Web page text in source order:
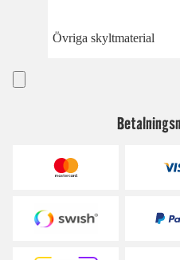
Övriga skyltmaterial